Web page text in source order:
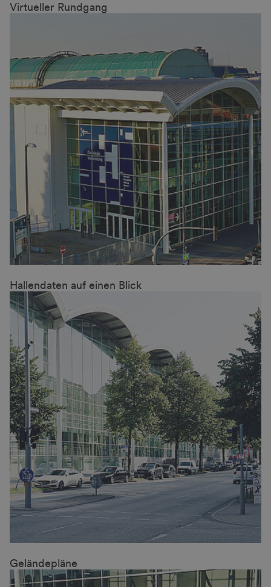
Virtueller Rundgang
Hallendaten auf einen Blick
Geländepläne